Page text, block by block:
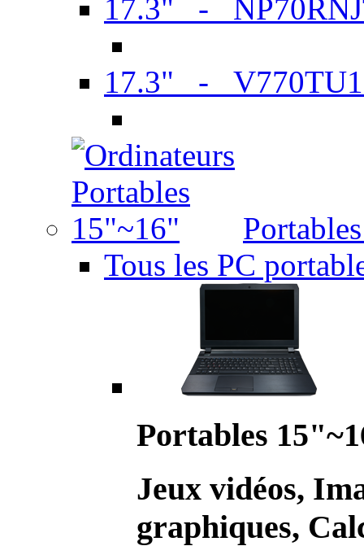
17.3" -
17.3" -
Tous les PC
Portables
Jeux vidéos,
graphiques,